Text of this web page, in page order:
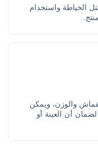
الخياطة واستخدام
والوزن، ويمكن
أن العينة أو